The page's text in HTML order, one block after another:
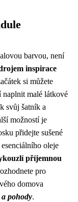
barvou, není
inspirace
si můžete
naplnit malé látkové
svůj šatník a
možností je
přidejte sušené
oleje
příjemnou
pro
domova
pohody.